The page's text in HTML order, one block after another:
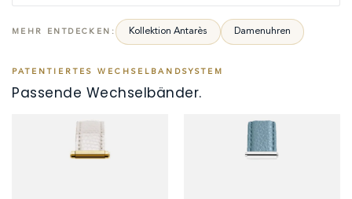
MEHR ENTDECKEN: Kollektion Antarès Damenuhren
PATENTIERTES WECHSELBANDSYSTEM
Passende Wechselbänder.